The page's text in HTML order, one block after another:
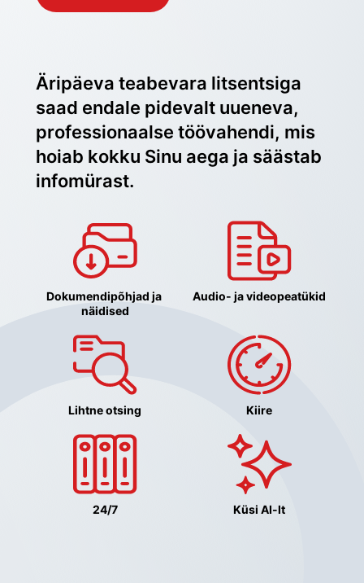
Äripäeva teabevara litsentsiga
saad endale pidevalt uueneva,
professionaalse töövahendi, mis
hoiab kokku Sinu aega ja säästab
infomürast.
Dokumendipõhjad ja
näidised
Audio- ja videopeatükid
Lihtne otsing Kiire
24/7 Küsi AI-lt